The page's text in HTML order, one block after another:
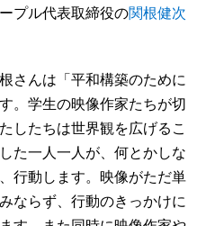
プル代表取締役の関根健次
さんは「平和構築のために
。学生の映像作家たちが切
したちは世界観を広げるこ
た一人一人が、何とかしな
行動します。映像がただ単
ならず、行動のきっかけに